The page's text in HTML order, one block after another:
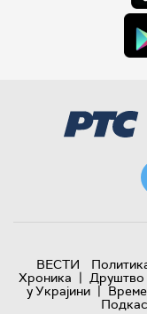
ВЕСТИ
Хроника | Друштво
у Украјини | Време